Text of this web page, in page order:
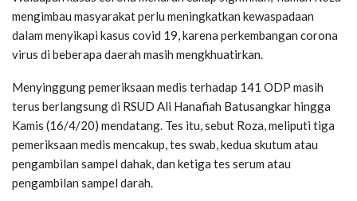
mengimbau masyarakat perlu meningkatkan kewaspadaan
dalam menyikapi kasus covid 19, karena perkembangan corona
virus di beberapa daerah masih mengkhuatirkan.
Menyinggung pemeriksaan medis terhadap 141 ODP masih
terus berlangsung di RSUD Ali Hanafiah Batusangkar hingga
Kamis (16/4/20) mendatang. Tes itu, sebut Roza, meliputi tiga
pemeriksaan medis mencakup, tes swab, kedua skutum atau
pengambilan sampel dahak, dan ketiga tes serum atau
pengambilan sampel darah.